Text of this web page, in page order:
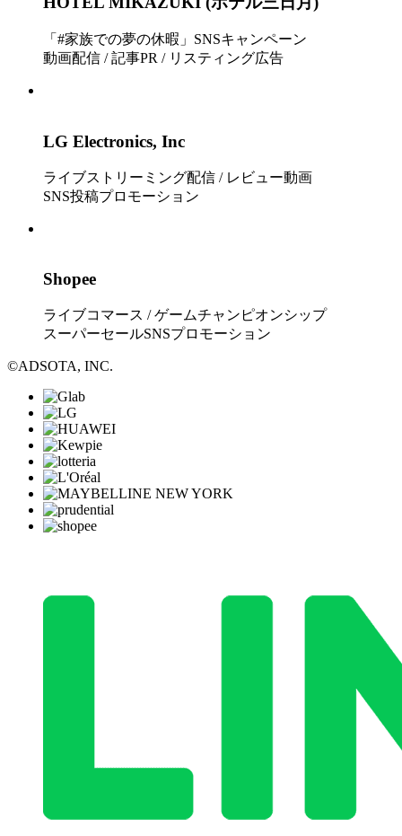
「#家族での夢の休暇」SNSキャンペーン
動画配信 / 記事PR / リスティング広告
LG Electronics, Inc
ライブストリーミング配信 / レビュー動画
SNS投稿プロモーション
Shopee
ライブコマース / ゲームチャンピオンシップ
スーパーセールSNSプロモーション
©ADSOTA, INC.